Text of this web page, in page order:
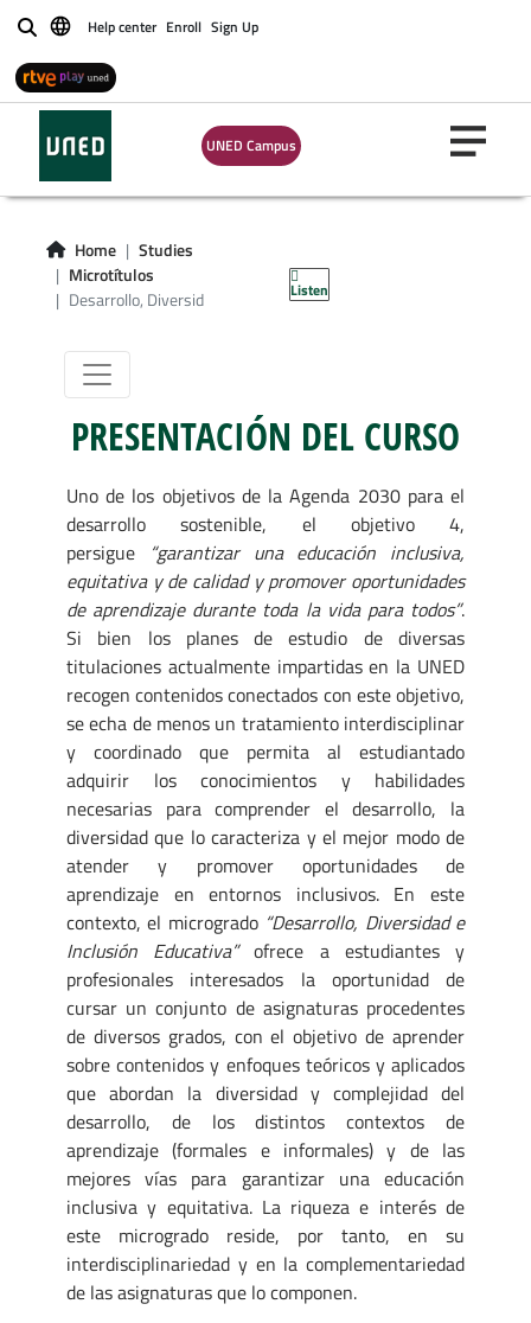
BuscarHelp center Enroll Sign Up
UNED Campus
Home
Studies
Microtítulos
Desarrollo, Diversid
Listen
Microgrado en
Desarrollo,
Diversidad e
Inclusión
Educativa
PRESENTACIÓN DEL CURSO
Uno de los objetivos de la Agenda 2030 para el
desarrollo sostenible, el objetivo 4,
persigue
“garantizar una educación inclusiva,
equitativa y de calidad y promover oportunidades
de aprendizaje durante toda la vida para todos”.
Si bien los planes de estudio de diversas
titulaciones actualmente impartidas en la UNED
recogen contenidos conectados con este objetivo,
se echa de menos un tratamiento interdisciplinar
y coordinado que permita al estudiantado
adquirir los conocimientos y habilidades
necesarias para comprender el desarrollo, la
diversidad que lo caracteriza y el mejor modo de
atender y promover oportunidades de
aprendizaje en entornos inclusivos. En este
contexto, el microgrado “Desarrollo, Diversidad e
Inclusión Educativa”ofrece a estudiantes y
profesionales interesados la oportunidad de
cursar un conjunto de asignaturas procedentes
de diversos grados, con el objetivo de aprender
sobre contenidos y enfoques teóricos y aplicados
que abordan la diversidad y complejidad del
desarrollo, de los distintos contextos de
aprendizaje (formales e informales) y de las
mejores vías para garantizar una educación
inclusiva y equitativa. La riqueza e interés de
este microgrado reside, por tanto, en su
interdisciplinariedad y en la complementariedad
de las asignaturas que lo componen.